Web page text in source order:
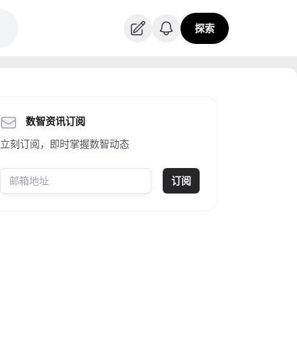
探索
数智资讯订阅
立刻订阅，即时掌握数智动态
订阅